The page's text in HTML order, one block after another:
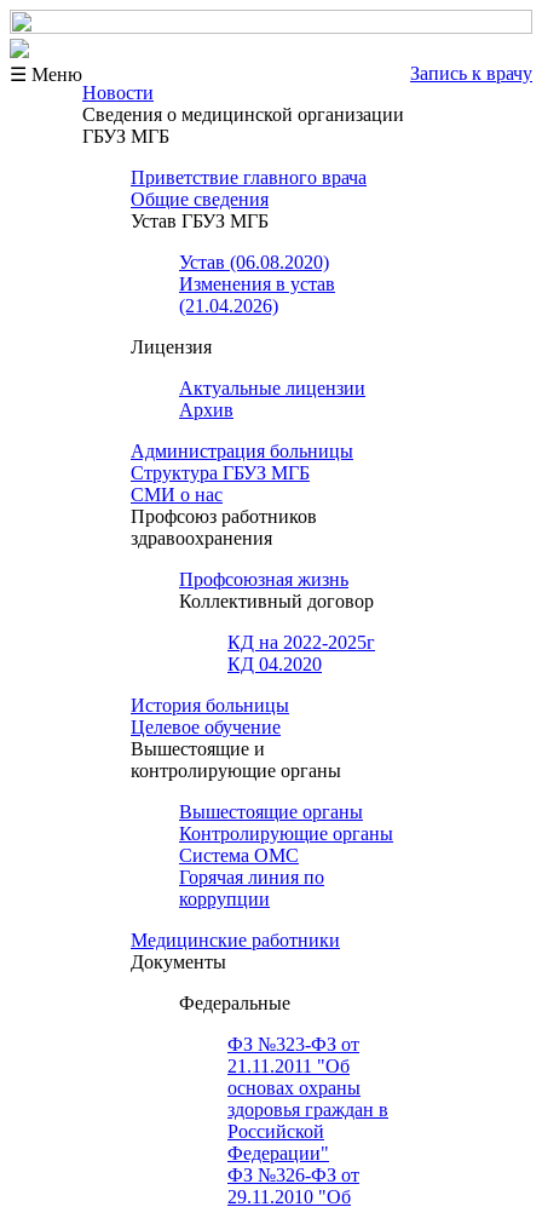
☰ Меню
Запись к врачу
Новости
Сведения о медицинской организации
ГБУЗ МГБ
Приветствие главного врача
Общие сведения
Устав ГБУЗ МГБ
Устав (06.08.2020)
Изменения в устав
(21.04.2026)
Лицензия
Актуальные лицензии
Архив
Администрация больницы
Структура ГБУЗ МГБ
СМИ о нас
Профсоюз работников
здравоохранения
Профсоюзная жизнь
Коллективный договор
КД на 2022-2025г
КД 04.2020
История больницы
Целевое обучение
Вышестоящие и
контролирующие органы
Вышестоящие органы
Контролирующие органы
Система ОМС
Горячая линия по
коррупции
Медицинские работники
Документы
Федеральные
ФЗ №323-ФЗ от
21.11.2011 "Об
основах охраны
здоровья граждан в
Российской
Федерации"
ФЗ №326-ФЗ от
29.11.2010 "Об